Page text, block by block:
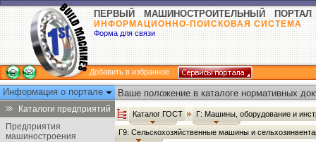
ПЕРВЫЙ МАШИНОСТРОИТЕЛЬНЫЙ ПОРТАЛ
ИНФОРМАЦИОННО-ПОИСКОВАЯ СИСТЕМА
Форма для связи
Добавить в избранное
Информация о портале
Каталоги предприятий
Предприятия
машиностроения
Ваше положение в каталоге нормативных
Каталог ГОСТ Г: Машины, оборудование и
Г9: Сельскохозяйственные машины и